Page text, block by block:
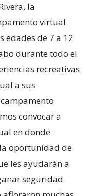
la
virtual
edades de 7 a 12
durante todo el
recreativas
a sus
convocar a
en donde
oportunidad de
les ayudarán a
seguridad